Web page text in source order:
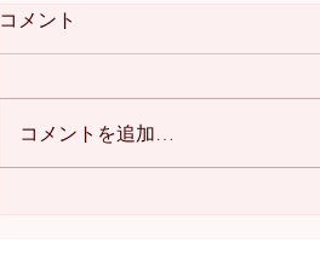
コメント
コメントを追加…